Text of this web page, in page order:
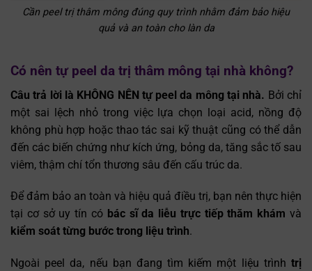
Cần peel trị thâm mông đúng quy trình nhằm đảm bảo hiệu
quả và an toàn cho làn da
Có nên tự peel da trị thâm mông tại nhà không?
Câu trả lời là KHÔNG NÊN tự peel da mông tại nhà. Bởi chỉ
một sai lệch nhỏ trong việc lựa chọn loại acid, nồng độ
không phù hợp hoặc thao tác sai kỹ thuật cũng có thể dẫn
đến các biến chứng như kích ứng, bỏng da, tăng sắc tố sau
viêm, thậm chí tổn thương sâu đến cấu trúc da.
Để đảm bảo an toàn và hiệu quả điều trị, bạn nên thực hiện
tại cơ sở uy tín có bác sĩ da liễu trực tiếp thăm khám và
kiểm soát từng bước trong liệu trình.
Ngoài peel da, nếu bạn đang tìm kiếm một liệu trình trị